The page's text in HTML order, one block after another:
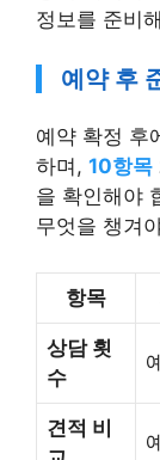
정보를 준비
예약 후
예약 확정 후
하며, 10항목
을 확인해야
무엇을 챙겨
항목
상담 횟
수
견적 비